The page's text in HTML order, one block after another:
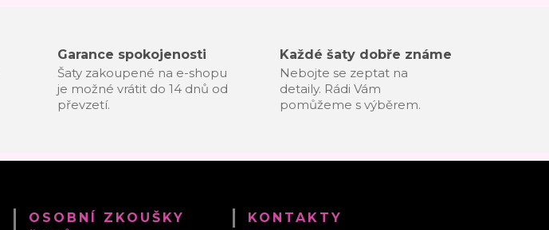
Garance spokojenosti
Šaty zakoupené na e-shopu
je možné vrátit do 14 dnů od
převzetí.
Každé šaty dobře známe
Nebojte se zeptat na
detaily. Rádi Vám
pomůžeme s výběrem.
OSOBNÍ ZKOUŠKY
KONTAKTY